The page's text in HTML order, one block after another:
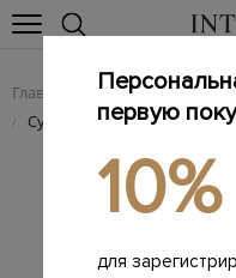
Главная Женщинам /
/ Сумка с жаккардовым
первую
10%
для